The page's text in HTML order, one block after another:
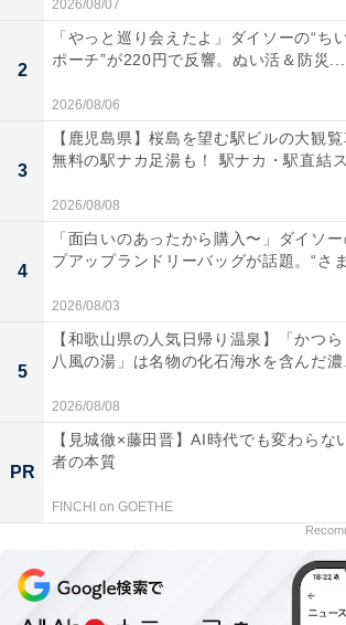
2026/08/07
2
「やっと巡り会えたよ」ダイソーの“ち
ポーチ”が220円で反響。ぬい活＆防災...
2026/08/06
3
【鹿児島県】桜島を望む駅ビルの大観覧
無料の駅ナカ足湯も！ 駅ナカ・駅直結ス
2026/08/08
4
「面白いのあったから購入〜」ダイソー
プアップランドリーバッグが話題。“さ
2026/08/03
5
【和歌山県の人気日帰り温泉】「かつら
八風の湯」は名物の化石海水を含んだ濃
2026/08/08
PR
【見城徹×藤田晋】AI時代でも変わらな
者の本質
FINCHI on GOETHE